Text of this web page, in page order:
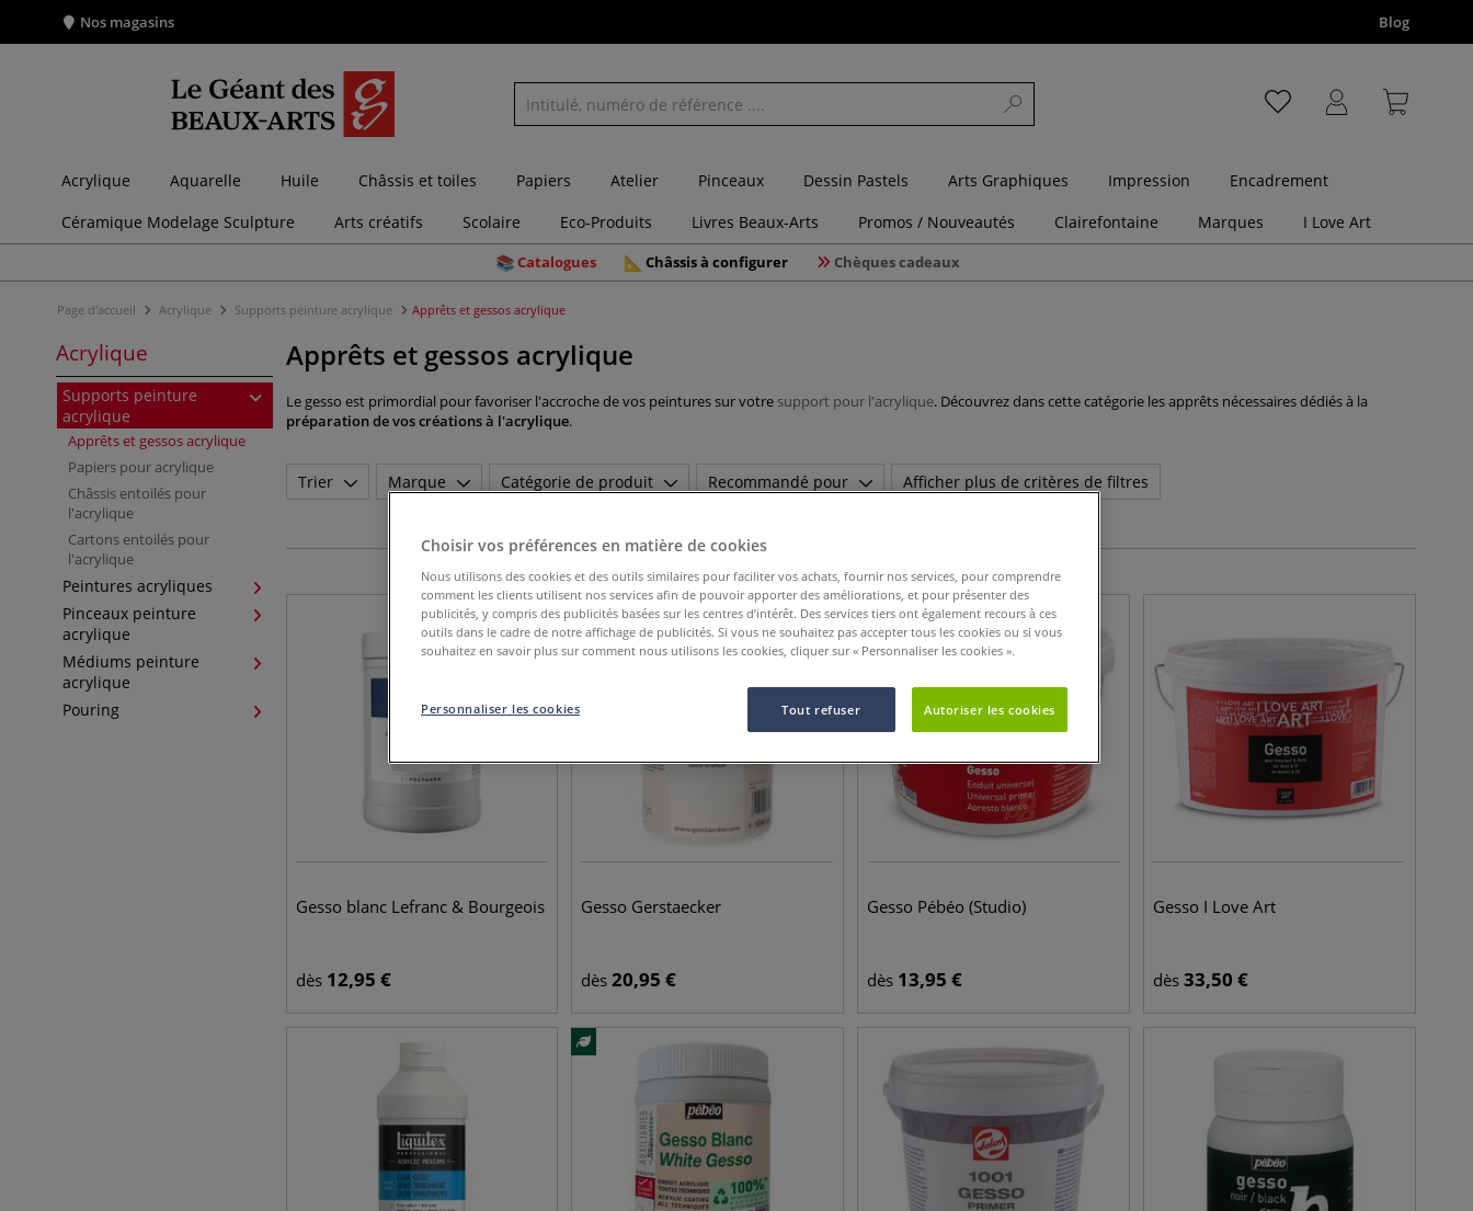
Nos magasins Blog
Acrylique Aquarelle Huile Châssis et toiles Papiers Atelier Pinceaux Dessin Pastels Arts Graphiques Impression
Encadrement
Céramique Modelage Sculpture
Arts créatifs Scolaire Eco-Produits Livres Beaux-Arts Promos / Nouveautés Clairefontaine Marques I Love Art
Catalogues Châssis à configurer Chèques cadeaux
Page d'accueil Acrylique Supports peinture acrylique Apprêts et gessos acrylique
Acrylique
Supports peinture
acrylique
Apprêts et gessos acrylique
Papiers pour acrylique
Châssis entoilés pour
l'acrylique
Cartons entoilés pour
l'acrylique
Peintures acryliques
Pinceaux peinture
acrylique
Médiums peinture
acrylique
Pouring
Apprêts et gessos acrylique
Le gesso est primordial pour favoriser l'accroche de vos peintures sur votre support pour l'acrylique. Découvrez dans cette catégorie les apprêts nécessaires dédiés à la
préparation de vos créations à l'acrylique.
Trier Marque Catégorie de produit Recommandé pour Afficher plus de critères de filtres
Gesso blanc Lefranc & Bourgeois
dès 12,95 €
Gesso Gerstaecker
dès 20,95 €
Gesso Pébéo (Studio)
dès 13,95 €
Gesso I Love Art
dès 33,50 €
Choisir vos préférences en matière de cookies
Nous utilisons des cookies et des outils similaires pour faciliter vos achats, fournir nos services, pour comprendre
comment les clients utilisent nos services afin de pouvoir apporter des améliorations, et pour présenter des
publicités, y compris des publicités basées sur les centres d’intérêt. Des services tiers ont également recours à ces
outils dans le cadre de notre affichage de publicités. Si vous ne souhaitez pas accepter tous les cookies ou si vous
souhaitez en savoir plus sur comment nous utilisons les cookies, cliquer sur « Personnaliser les cookies ».
Tout refuser Autoriser les cookies
Personnaliser les cookies